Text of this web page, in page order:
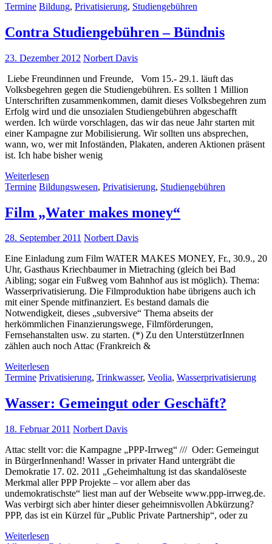
Termine Bildung, Privatisierung, Studiengebühren
Contra Studiengebühren – Bündnis
23. Dezember 2012 Norbert Davis
Liebe Freundinnen und Freunde, Vom 15.- 29.1. läuft das
Volksbegehren gegen die Studiengebühren. Es sollten 1 Million
Unterschriften zusammenkommen, damit dieses Volksbegehren zum
Erfolg wird und die unsozialen Studiengebühren abgeschafft
werden. Ich würde vorschlagen, das wir das neue Jahr starten mit
einer Kampagne zur Mobilisierung. Wir sollten uns absprechen,
wann, wo, wer mit Infoständen, Plakaten, anderen Aktionen präsent
ist. Ich habe bisher wenig
Weiterlesen
Termine Bildungswesen, Privatisierung, Studiengebühren
Film „Water makes money“
28. September 2011 Norbert Davis
Eine Einladung zum Film WATER MAKES MONEY, Fr., 30.9., 20
Uhr, Gasthaus Kriechbaumer in Mietraching (gleich bei Bad
Aibling; sogar ein Fußweg vom Bahnhof aus ist möglich). Thema:
Wasserprivatisierung. Die Filmproduktion habe übrigens auch ich
mit einer Spende mitfinanziert. Es bestand damals die
Notwendigkeit, dieses „subversive“ Thema abseits der
herkömmlichen Finanzierungswege, Filmförderungen,
Fernsehanstalten usw. zu starten. (*) Zu den UnterstützerInnen
zählen auch noch Attac (Frankreich &
Weiterlesen
Termine Privatisierung, Trinkwasser, Veolia, Wasserprivatisierung
Wasser: Gemeingut oder Geschäft?
18. Februar 2011 Norbert Davis
Attac stellt vor: die Kampagne „PPP-Irrweg“ /// Oder: Gemeingut
in BürgerInnenhand! Wasser in privater Hand untergräbt die
Demokratie 17. 02. 2011 „Geheimhaltung ist das skandalöseste
Merkmal aller PPP Projekte – vor allem aber das
undemokratischste“ liest man auf der Webseite www.ppp-irrweg.de.
Was verbirgt sich aber hinter dieser geheimnisvollen Abkürzung?
PPP, das ist ein Kürzel für „Public Private Partnership“, oder zu
Weiterlesen